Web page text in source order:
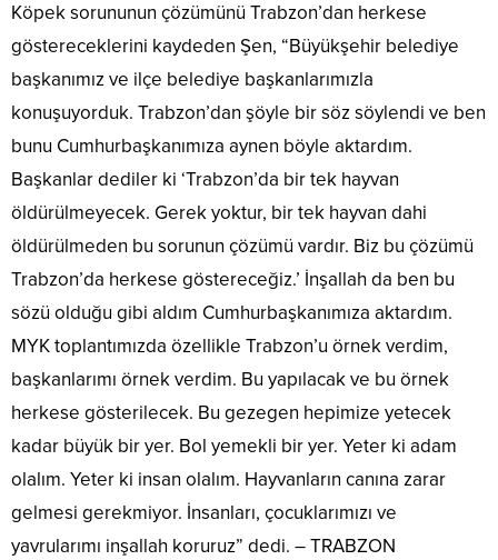
Köpek sorununun çözümünü Trabzon’dan herkese
göstereceklerini kaydeden Şen, “Büyükşehir belediye
başkanımız ve ilçe belediye başkanlarımızla
konuşuyorduk. Trabzon’dan şöyle bir söz söylendi ve ben
bunu Cumhurbaşkanımıza aynen böyle aktardım.
Başkanlar dediler ki ‘Trabzon’da bir tek hayvan
öldürülmeyecek. Gerek yoktur, bir tek hayvan dahi
öldürülmeden bu sorunun çözümü vardır. Biz bu çözümü
Trabzon’da herkese göstereceğiz.’ İnşallah da ben bu
sözü olduğu gibi aldım Cumhurbaşkanımıza aktardım.
MYK toplantımızda özellikle Trabzon’u örnek verdim,
başkanlarımı örnek verdim. Bu yapılacak ve bu örnek
herkese gösterilecek. Bu gezegen hepimize yetecek
kadar büyük bir yer. Bol yemekli bir yer. Yeter ki adam
olalım. Yeter ki insan olalım. Hayvanların canına zarar
gelmesi gerekmiyor. İnsanları, çocuklarımızı ve
yavrularımı inşallah koruruz” dedi. – TRABZON